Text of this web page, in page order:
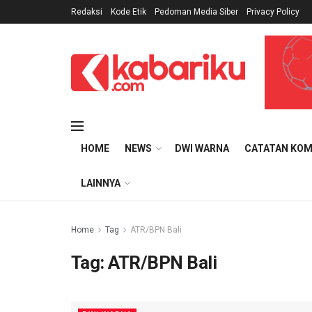
Redaksi Kode Etik Pedoman Media Siber Privacy Policy
HOME NEWS DWI WARNA CATATAN
LAINNYA
Home Tag ATR/BPN Bali
Tag:ATR/BPN Bali